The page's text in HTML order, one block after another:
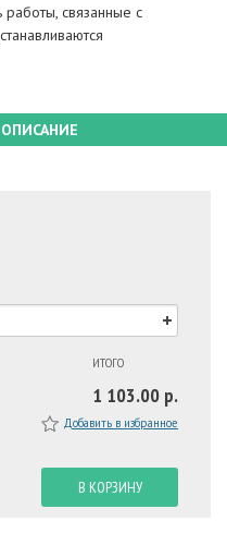
связанные с
ИТОГО
1 103.00 р.
Добавить в избранное
В КОРЗИНУ